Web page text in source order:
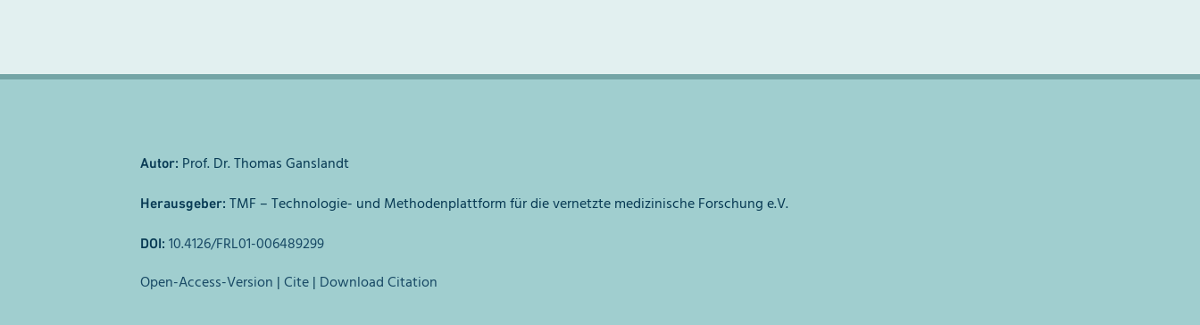
Autor: Prof. Dr. Thomas Ganslandt
Herausgeber: TMF – Technologie- und Methodenplattform für die vernetzte medizinische Forschung e.V.
DOI: 10.4126/FRL01-006489299
Open-Access-Version |Cite| Download Citation